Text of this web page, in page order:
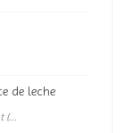
de leche
(...